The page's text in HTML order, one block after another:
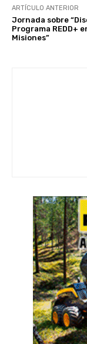
ARTÍCULO ANTERIOR
Jornada sobre
Programa REDD+
Misiones”